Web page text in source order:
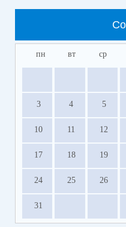
пн вт ср
3 4 5
10 11 12
17 18 19
24 25 26
31